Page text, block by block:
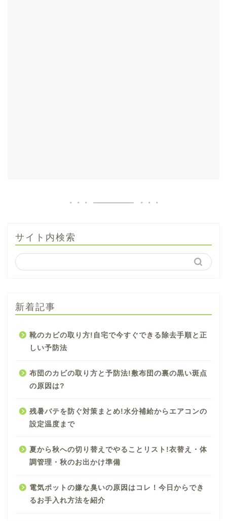
サイト内検索
新着記事
靴のカビの取り方!自宅で今すぐできる除去手順と正
しい予防法
布団のカビの取り方と予防法!敷布団の裏の黒い斑点
の原因は?
残暑バテを防ぐ対策まとめ!水分補給からエアコンの
設定温度まで
夏から秋への切り替えでやることリスト!衣替え・体
調管理・秋のお出かけ準備
電気ポットの嫌な臭いの原因はコレ！今日からでき
るお手入れ方法を紹介